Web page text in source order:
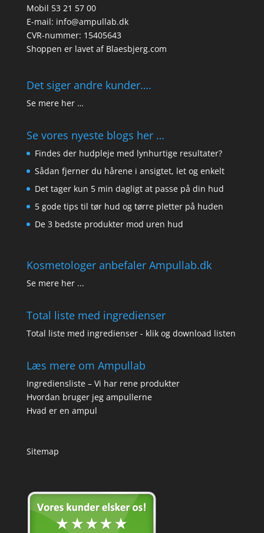
Mobil 53 21 57 00
E-mail: info@ampullab.dk
CVR-nummer: 15405643
Shoppen er lavet af Blaesbjerg.com
Det siger andre kunder….
Se mere her …
Se vores nyeste blogs her …
Findes der hudpleje med lynhurtige resultater?
Sådan fjerner du hårene i ansigtet, let og enkelt
Det tager kun 5 min dagligt at passe på din hud
5 gode tips til tør hud og tørre pletter på huden
De 3 bedste produkter mod uren hud
Kosmetologer anbefaler Ampullab.dk
Se mere her ...
Total liste med ingredienser
Total liste med ingredienser - klik og download listen
Læs mere om Ampullab
Ingrediensliste – Vi har rene produkter
Hvordan bruger jeg ampullerne
Hvad er en ampul
Sitemap